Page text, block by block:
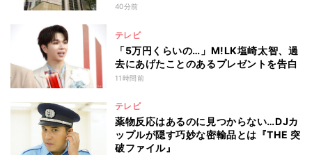
40分前
テレビ
「5万円くらいの…」M!LK塩崎太智、過
去にあげたことのあるプレゼントを告白
11時間前
テレビ
薬物反応はあるのに見つからない…DJカ
ップルが隠す巧妙な密輸品とは『THE 突
破ファイル』